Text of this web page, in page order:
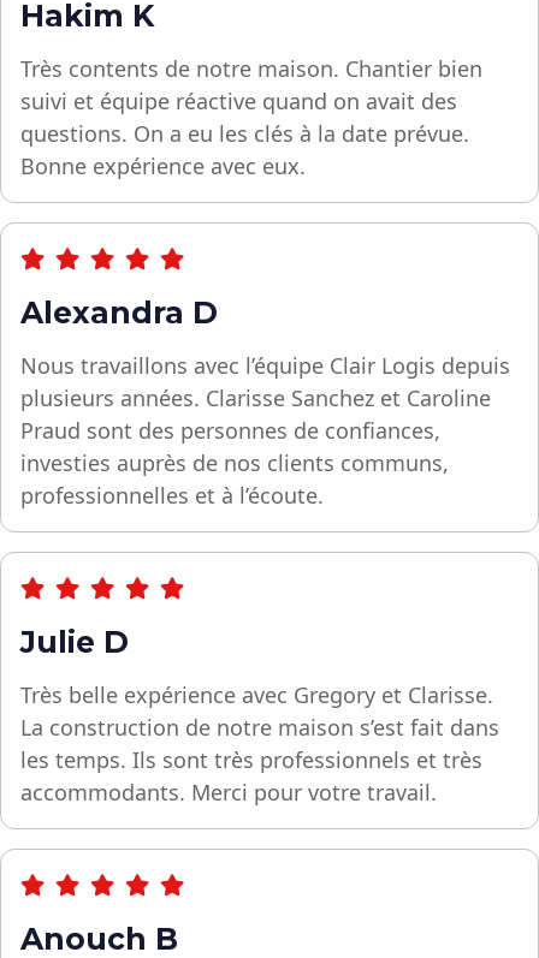
Hakim K
Très contents de notre maison. Chantier bien
suivi et équipe réactive quand on avait des
questions. On a eu les clés à la date prévue.
Bonne expérience avec eux.
Alexandra D
Nous travaillons avec l’équipe Clair Logis depuis
plusieurs années. Clarisse Sanchez et Caroline
Praud sont des personnes de confiances,
investies auprès de nos clients communs,
professionnelles et à l’écoute.
Julie D
Très belle expérience avec Gregory et Clarisse.
La construction de notre maison s’est fait dans
les temps. Ils sont très professionnels et très
accommodants. Merci pour votre travail.
Anouch B